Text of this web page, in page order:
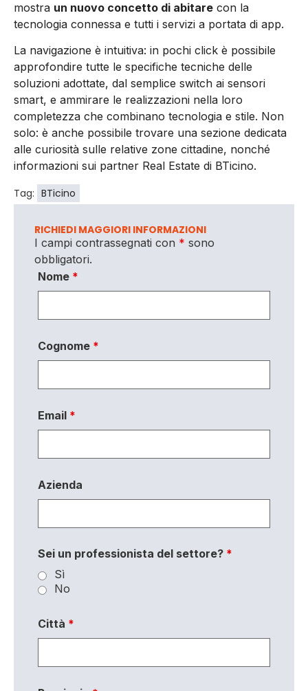
mostra un nuovo concetto di abitare con la
tecnologia connessa e tutti i servizi a portata di app.
La navigazione è intuitiva: in pochi click è possibile
approfondire tutte le specifiche tecniche delle
soluzioni adottate, dal semplice switch ai sensori
smart, e ammirare le realizzazioni nella loro
completezza che combinano tecnologia e stile. Non
solo: è anche possibile trovare una sezione dedicata
alle curiosità sulle relative zone cittadine, nonché
informazioni sui partner Real Estate di BTicino.
Tag: BTicino
RICHIEDI MAGGIORI INFORMAZIONI
I campi contrassegnati con * sono
obbligatori.
Nome *
Cognome *
Email *
Azienda
Sei un professionista del settore? *
Sì
No
Città *